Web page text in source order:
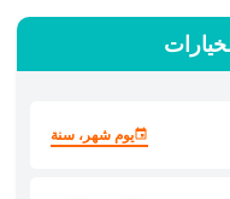
ومليئة بالخيال حيث يمكنك
مختلفة. من الفن
تحتوي كل منطقة على شيء
يوم شهر، سنة